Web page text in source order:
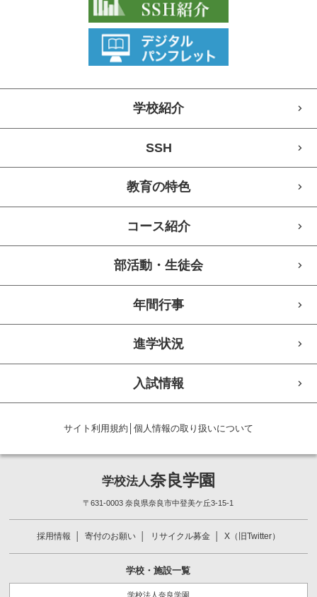
学校紹介
SSH
教育の特色
コース紹介
部活動・生徒会
年間行事
進学状況
入試情報
サイト利用規約 個人情報の取り扱いについて
学校法人奈良学園
〒631-0003 奈良県奈良市中登美ケ丘3-15-1
採用情報 寄付のお願い リサイクル募金 X（旧Twitter）
学校・施設一覧
学校法人奈良学園